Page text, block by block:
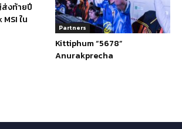
งท้ายปี
ใน
Partners
Kittiphum “5678”
Anurakprecha